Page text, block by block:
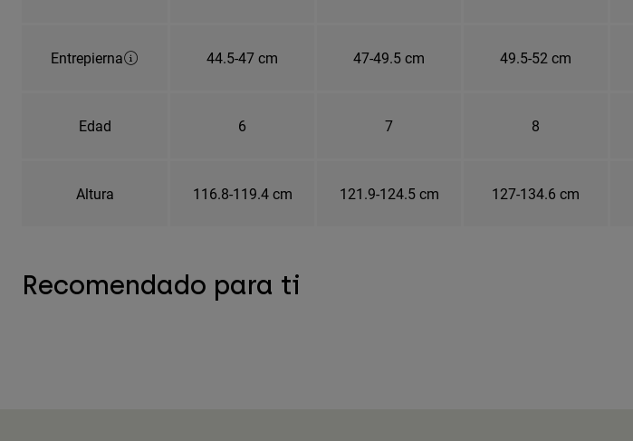
Entrepierna 44.5-47 cm 47-49.5 cm 49.5-52 cm
Edad 6 7 8
Altura 116.8-119.4 cm 121.9-124.5 cm 127-134.6 cm
Recomendado para ti